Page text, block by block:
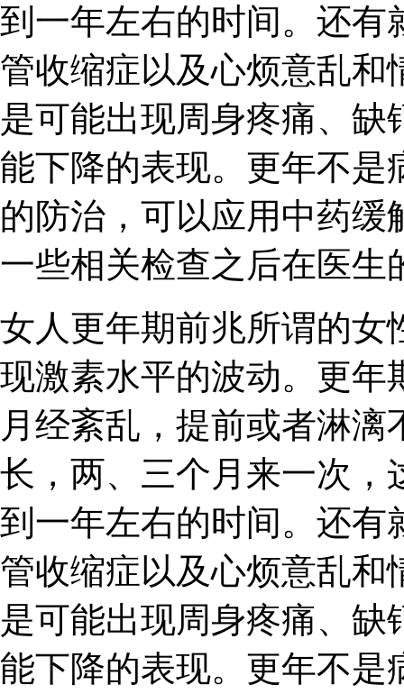
到一年左右的时间。还有
管收缩症以及心烦意乱和
是可能出现周身疼痛、
能下降的表现。更年不是
的防治，可以应用中药
一些相关检查之后在医生
女人更年期前兆所谓的女
现激素水平的波动。更年
月经紊乱，提前或者淋
长，两、三个月来一次，
到一年左右的时间。还有
管收缩症以及心烦意乱和
是可能出现周身疼痛、
能下降的表现。更年不是